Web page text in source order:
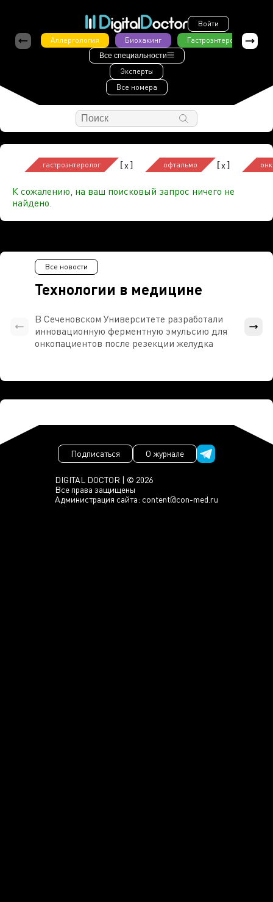
Войти
Аллергология
Биохакинг Гастроэнтерология
Все специальности
Эксперты
Все номера
гастроэнтеролог [x] офтальмо [x]
К сожалению, на ваш поисковый запрос ничего не
найдено.
Технологии в медицине
Все новости
В Сеченовском Университете разработали
инновационную ферментную эмульсию для
онкопациентов после резекции желудка
DIGITAL DOCTOR | © 2026
Все права защищены
Администрация сайта: content@con-med.ru
Подписаться О журнале